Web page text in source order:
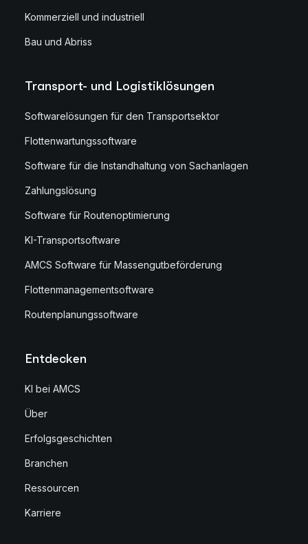
Kommerziell und industriell
Bau und Abriss
Transport- und Logistiklösungen
Softwarelösungen für den Transportsektor
Flottenwartungssoftware
Software für die Instandhaltung von Sachanlagen
Zahlungslösung
Software für Routenoptimierung
KI-Transportsoftware
AMCS Software für Massengutbeförderung
Flottenmanagementsoftware
Routenplanungssoftware
Entdecken
KI bei AMCS
Über
Erfolgsgeschichten
Branchen
Ressourcen
Karriere